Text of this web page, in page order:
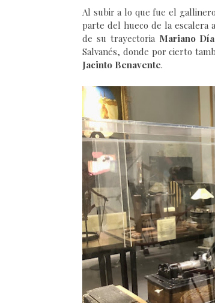
Al subir a lo que fue el
parte del hueco de la escalera
de su trayectoria Mariano
Salvanés, donde por cierto
Jacinto Benavente.